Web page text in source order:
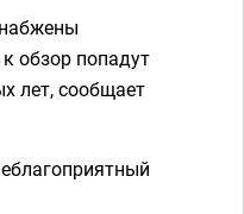
обзор попадут
лет, сообщает